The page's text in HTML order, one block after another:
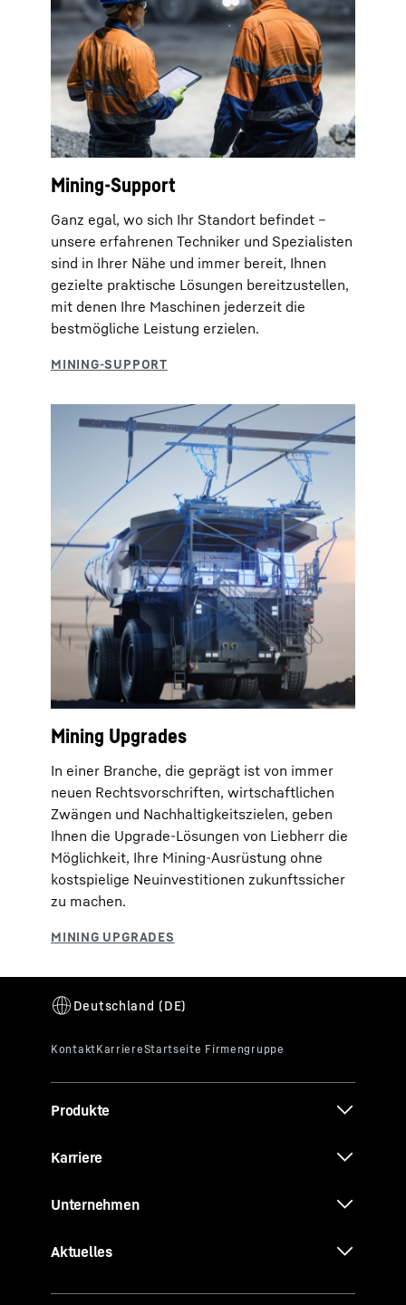
Mining-Support
Ganz egal, wo sich Ihr Standort befindet –
unsere erfahrenen Techniker und Spezialisten
sind in Ihrer Nähe und immer bereit, Ihnen
gezielte praktische Lösungen bereitzustellen,
mit denen Ihre Maschinen jederzeit die
bestmögliche Leistung erzielen.
Mining Upgrades
In einer Branche, die geprägt ist von immer
neuen Rechtsvorschriften, wirtschaftlichen
Zwängen und Nachhaltigkeitszielen, geben
Ihnen die Upgrade-Lösungen von Liebherr die
Möglichkeit, Ihre Mining-Ausrüstung ohne
kostspielige Neuinvestitionen zukunftssicher
zu machen.
Produkte
Karriere
Unternehmen
Aktuelles